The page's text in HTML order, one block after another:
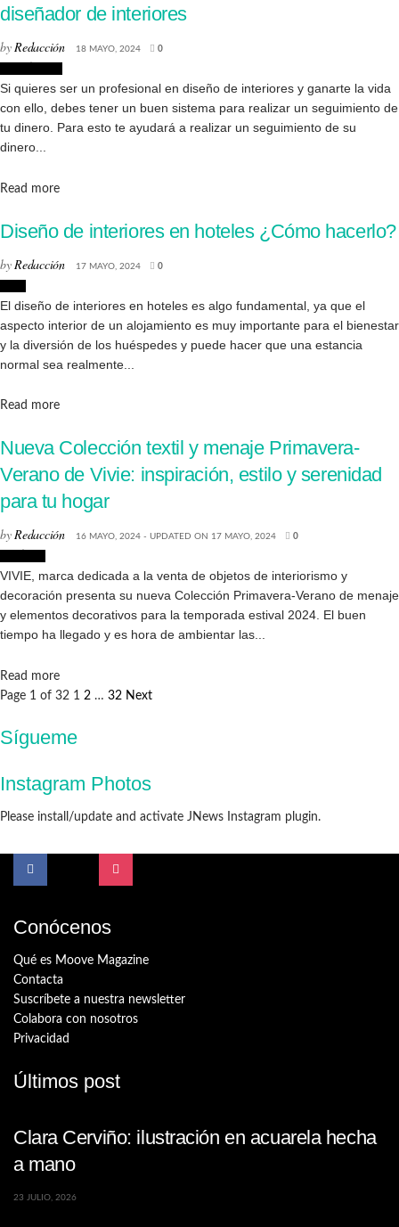
diseñador de interiores
byRedacción 18 MAYO, 2024 0
Si quieres ser un profesional en diseño de interiores y ganarte la vida
con ello, debes tener un buen sistema para realizar un seguimiento de
tu dinero. Para esto te ayudará a realizar un seguimiento de su
dinero...
Read moreDetails
Diseño de interiores en hoteles ¿Cómo hacerlo?
by Redacción 17 MAYO, 2024 0
El diseño de interiores en hoteles es algo fundamental, ya que el
aspecto interior de un alojamiento es muy importante para el bienestar
y la diversión de los huéspedes y puede hacer que una estancia
normal sea realmente...
Read moreDetails
Nueva Colección textil y menaje Primavera-
Verano de Vivie: inspiración, estilo y serenidad
para tu hogar
byRedacción 16 MAYO, 2024 - UPDATED ON 17 MAYO, 2024 0
VIVIE, marca dedicada a la venta de objetos de interiorismo y
decoración presenta su nueva Colección Primavera-Verano de menaje
y elementos decorativos para la temporada estival 2024. El buen
tiempo ha llegado y es hora de ambientar las...
Read moreDetails
Page 1 of 32 1 2 … 32 Next
Sígueme
Instagram Photos
Please install/update and activate JNews Instagram plugin.
Conócenos
Qué es Moove Magazine
Contacta
Suscríbete a nuestra newsletter
Colabora con nosotros
Privacidad
Últimos post
Clara Cerviño: ilustración en acuarela hecha
a mano
23 JULIO, 2026